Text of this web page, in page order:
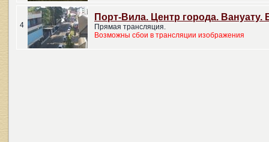
4
Порт-Вила. Центр города. Вануату.
Прямая трансляция.
Возможны сбои в трансляции изображения